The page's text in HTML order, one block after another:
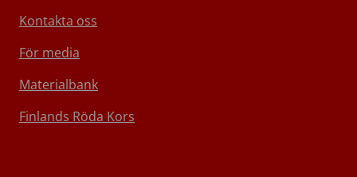
Kontakta oss
För media
Materialbank
Finlands Röda Kors